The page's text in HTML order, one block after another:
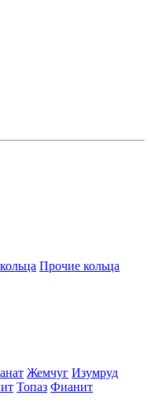
Прочие кольца
Жемчуг Изумруд
Топаз Фианит